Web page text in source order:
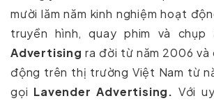
mười lăm năm kinh nghiệm hoạt
truyền hình, quay phim và chụp
Advertising ra đời từ năm 2006
động trên thị trường Việt Nam từ
gọi Lavender Advertising. Với